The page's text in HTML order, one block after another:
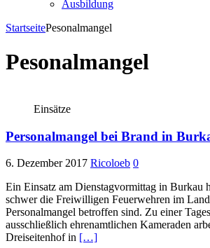
Ausbildung
StartseitePesonalmangel
Pesonalmangel
Einsätze
Personalmangel bei Brand in
6. Dezember 2017 Ricoloeb 0
Ein Einsatz am Dienstagvormittag in Burkau
schwer die Freiwilligen Feuerwehren im
Personalmangel betroffen sind. Zu einer
ausschließlich ehrenamtlichen Kameraden
Dreiseitenhof in […]